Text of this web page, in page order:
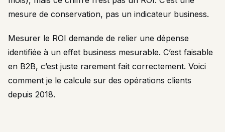
mesure de conservation, pas un indicateur business.
Mesurer le ROI demande de relier une dépense
identifiée à un effet business mesurable. C’est faisable
en B2B, c’est juste rarement fait correctement. Voici
comment je le calcule sur des opérations clients
depuis 2018.